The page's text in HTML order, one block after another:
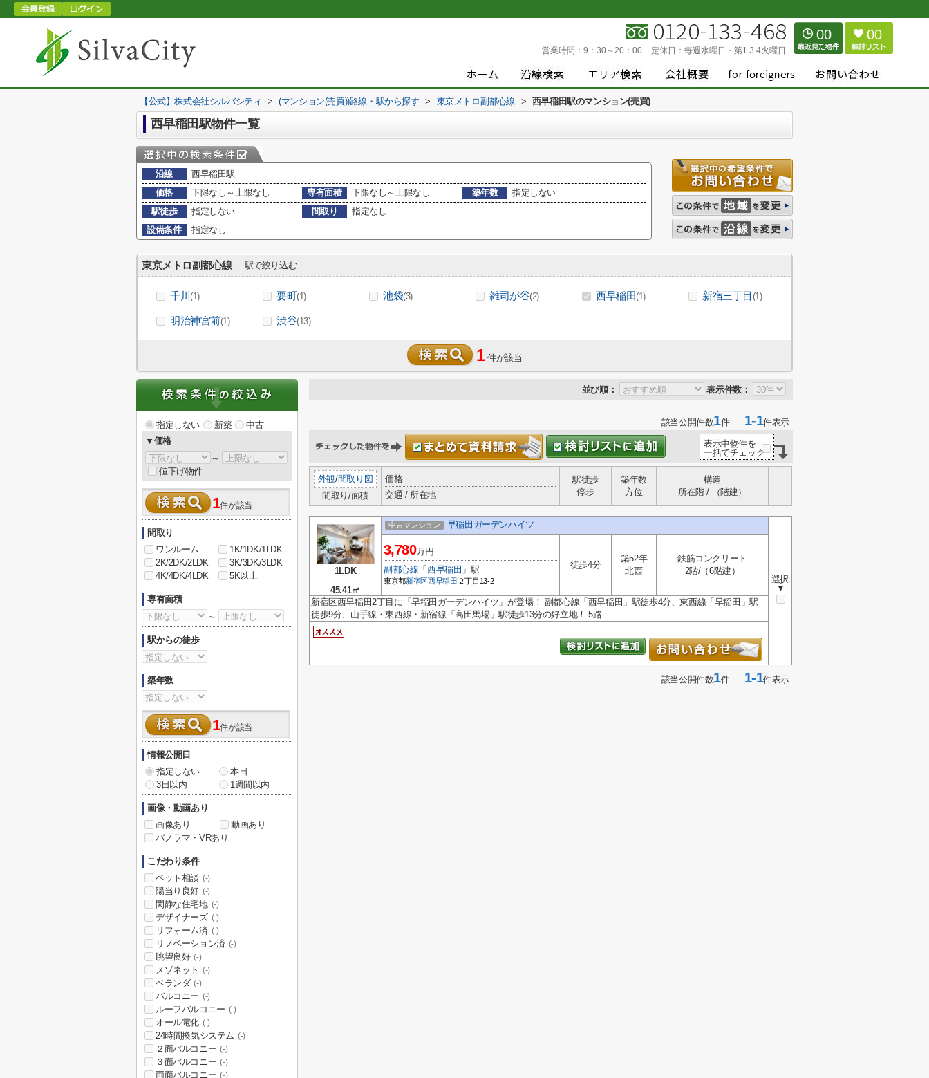
営業時間： 9：30～20：00 定休日： 毎週水曜日・第1.3.4火曜日
00 00
【公式】株式会社シルバシティ > (マンション(売買))路線・駅から探す > 東京メトロ副都心線 > 西早稲田駅のマンション(売買)
西早稲田駅物件一覧
沿線
西早稲田駅
価格
下限なし～上限なし 専有面積 下限なし～上限なし 築年数
指定しない
駅徒歩
指定しない 間取り
指定なし
設備条件
指定なし
東京メトロ副都心線 駅で絞り込む
千川(1) 要町(1) 池袋(3) 雑司が谷(2) 西早稲田(1) 新宿三丁目 (1)
明治神宮前(1) 渋谷(13)
1 件が該当
並び順： 表示件数：
該当公開件数1件1-1件表示
表示中物件を
一括でチェック
外観/間取り図
間取り/面積
価格
交通 / 所在地
駅徒歩
停歩
築年数
方位
構造
所在階 / （階建）
1LDK
45.41㎡
中古マンション 早稲田ガーデンハイツ
選択
▼
3,780万円
副都心線 「西早稲田 」駅
東京都新宿区西早稲田 ２丁目13-2
徒歩4分
築52年
北西
鉄筋コンクリート
2階/（6階建）
新宿区西早稲田2丁目に「早稲田ガーデンハイツ」が登場！ 副都心線「西早稲田」駅徒歩4分、東西線「早稲田」駅
徒歩9分、山手線・東西線・新宿線「高田馬場」駅徒歩13分の好立地！ 5路...
該当公開件数1件1-1件表示
指定しない 新築
中古
▼価格
～
値下げ物件
1件が該当
間取り
ワンルーム
1K/1DK/1LDK
2K/2DK/2LDK
3K/3DK/3LDK
4K/4DK/4LDK
5K以上
専有面積
～
駅からの徒歩
築年数
1件が該当
情報公開日
指定しない
本日
3日以内
1週間以内
画像・動画あり
画像あり
動画あり
パノラマ・VRあり
こだわり条件
ペット相談 (-)
陽当り良好 (-)
閑静な住宅地 (-)
デザイナーズ (-)
リフォーム済 (-)
リノベーション済 (-)
眺望良好 (-)
メゾネット (-)
ベランダ (-)
バルコニー (-)
ルーフバルコニー (-)
オール電化 (-)
24時間換気システム (-)
２面バルコニー (-)
３面バルコニー (-)
両面バルコニー (-)